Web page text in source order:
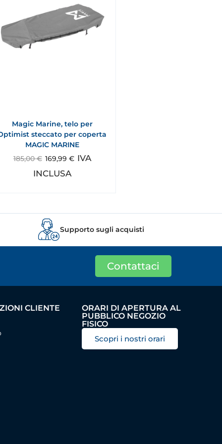
Magic Marine, telo per
steccato per coperta
MAGIC MARINE
185,00€ 169,99 € IVA
INCLUSA
Supporto sugli acquisti
Contattaci
CLIENTE
ORARI DI APERTURA AL
PUBBLICO NEGOZIO
FISICO
Scopri i nostri orari